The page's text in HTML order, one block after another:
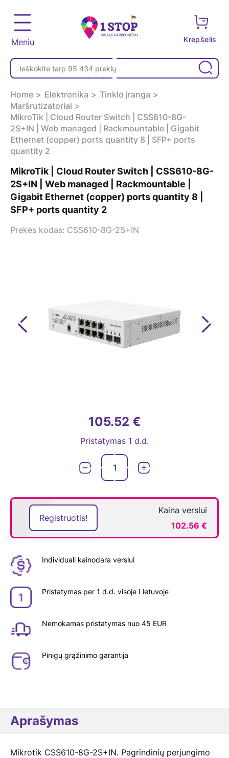
Meniu Krepšelis
Home Elektronika
Tinklo įranga
Maršrutizatoriai
MikroTik | Cloud Router Switch | CSS610-8G-
2S+IN | Web managed | Rackmountable | Gigabit
Ethernet (copper) ports quantity 8 | SFP+ ports
quantity 2
MikroTik | Cloud Router Switch | CSS610-8G-
2S+IN | Web managed | Rackmountable |
Gigabit Ethernet (copper) ports quantity 8 |
SFP+ ports quantity 2
Prekės kodas: CSS610-8G-2S+IN
Previous Next
105.52 €
Pristatymas 1 d.d.
Registruotis!
Kaina verslui
102.56 €
Individuali kainodara verslui
Pristatymas per 1 d.d. visoje Lietuvoje
Nemokamas pristatymas nuo 45 EUR
Pinigų grąžinimo garantija
Aprašymas
Mikrotik CSS610-8G-2S+IN. Pagrindinių perjungimo